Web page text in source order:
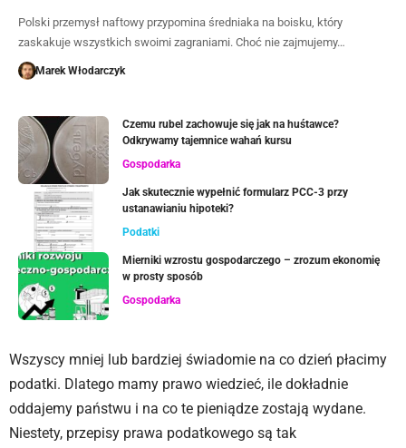
Polski przemysł naftowy przypomina średniaka na boisku, który
zaskakuje wszystkich swoimi zagraniami. Choć nie zajmujemy…
Marek Włodarczyk
Czemu rubel zachowuje się jak na huśtawce?
Odkrywamy tajemnice wahań kursu
Gospodarka
Jak skutecznie wypełnić formularz PCC-3 przy
ustanawianiu hipoteki?
Podatki
Mierniki wzrostu gospodarczego – zrozum ekonomię
w prosty sposób
Gospodarka
Wszyscy mniej lub bardziej świadomie na co dzień płacimy
podatki. Dlatego mamy prawo wiedzieć, ile dokładnie
oddajemy państwu i na co te pieniądze zostają wydane.
Niestety, przepisy prawa podatkowego są tak